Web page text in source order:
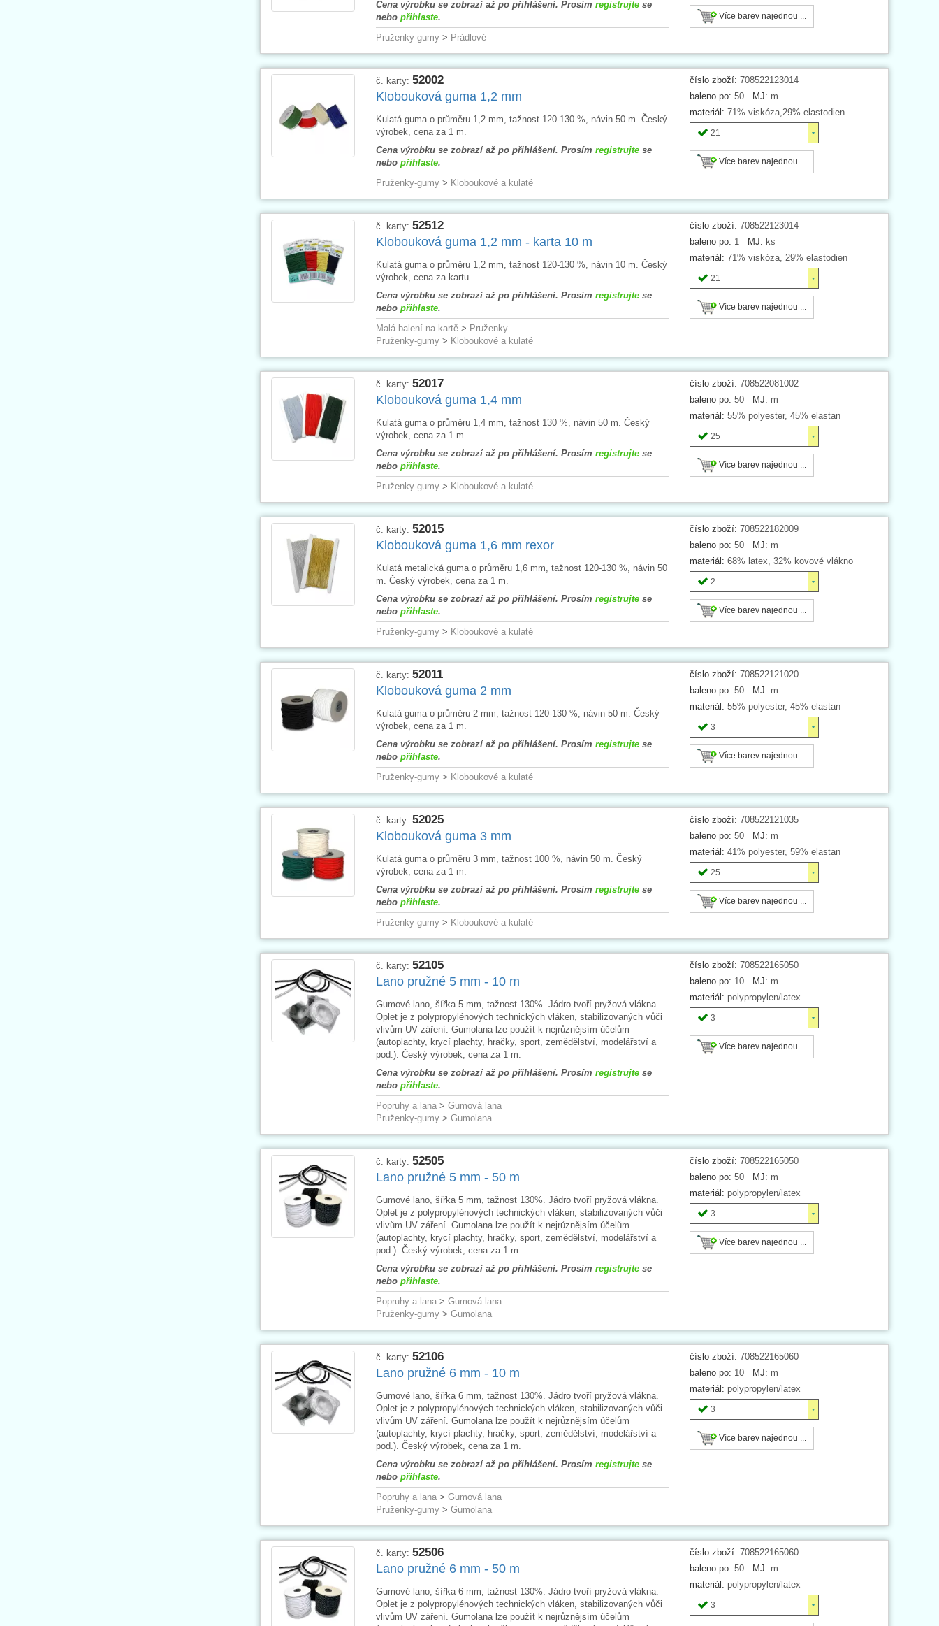
Více barev najednou ...
Cena výrobku se zobrazí až po přihlášení. Prosím registrujtese
nebo přihlaste.
Pruženky-gumy> Prádlové
číslo zboží: 708522123014
baleno po: 50 MJ: m
materiál: 71% viskóza,29% elastodien
21
Více barev najednou ...
č. karty: 52002
Klobouková guma 1,2 mm
Kulatá guma o průměru 1,2 mm, tažnost 120-130 %, návin 50 m. Český
výrobek, cena za 1 m.
Cena výrobku se zobrazí až po přihlášení. Prosím registrujtese
nebo přihlaste.
Pruženky-gumy> Kloboukové a kulaté
číslo zboží: 708522123014
baleno po: 1 MJ: ks
materiál: 71% viskóza, 29% elastodien
21
Více barev najednou ...
č. karty: 52512
Klobouková guma 1,2 mm - karta 10 m
Kulatá guma o průměru 1,2 mm, tažnost 120-130 %, návin 10 m. Český
výrobek, cena za kartu.
Cena výrobku se zobrazí až po přihlášení. Prosím registrujtese
nebo přihlaste.
Malá balení na kartě> Pruženky
Pruženky-gumy> Kloboukové a kulaté
číslo zboží: 708522081002
baleno po: 50 MJ: m
materiál: 55% polyester, 45% elastan
25
Více barev najednou ...
č. karty: 52017
Klobouková guma 1,4 mm
Kulatá guma o průměru 1,4 mm, tažnost 130 %, návin 50 m. Český
výrobek, cena za 1 m.
Cena výrobku se zobrazí až po přihlášení. Prosím registrujtese
nebo přihlaste.
Pruženky-gumy> Kloboukové a kulaté
číslo zboží: 708522182009
baleno po: 50 MJ: m
materiál: 68% latex, 32% kovové vlákno
2
Více barev najednou ...
č. karty: 52015
Klobouková guma 1,6 mm rexor
Kulatá metalická guma o průměru 1,6 mm, tažnost 120-130 %, návin 50
m. Český výrobek, cena za 1 m.
Cena výrobku se zobrazí až po přihlášení. Prosím registrujtese
nebo přihlaste.
Pruženky-gumy> Kloboukové a kulaté
číslo zboží: 708522121020
baleno po: 50 MJ: m
materiál: 55% polyester, 45% elastan
3
Více barev najednou ...
č. karty: 52011
Klobouková guma 2 mm
Kulatá guma o průměru 2 mm, tažnost 120-130 %, návin 50 m. Český
výrobek, cena za 1 m.
Cena výrobku se zobrazí až po přihlášení. Prosím registrujtese
nebo přihlaste.
Pruženky-gumy> Kloboukové a kulaté
číslo zboží: 708522121035
baleno po: 50 MJ: m
materiál: 41% polyester, 59% elastan
25
Více barev najednou ...
č. karty: 52025
Klobouková guma 3 mm
Kulatá guma o průměru 3 mm, tažnost 100 %, návin 50 m. Český
výrobek, cena za 1 m.
Cena výrobku se zobrazí až po přihlášení. Prosím registrujtese
nebo přihlaste.
Pruženky-gumy> Kloboukové a kulaté
číslo zboží: 708522165050
baleno po: 10 MJ: m
materiál: polypropylen/latex
3
Více barev najednou ...
č. karty: 52105
Lano pružné 5 mm - 10 m
Gumové lano, šířka 5 mm, tažnost 130%. Jádro tvoří pryžová vlákna.
Oplet je z polypropylénových technických vláken, stabilizovaných vůči
vlivům UV záření. Gumolana lze použít k nejrůznějsím účelům
(autoplachty, krycí plachty, hračky, sport, zemědělství, modelářství a
pod.). Český výrobek, cena za 1 m.
Cena výrobku se zobrazí až po přihlášení. Prosím registrujtese
nebo přihlaste.
Popruhy a lana> Gumová lana
Pruženky-gumy> Gumolana
číslo zboží: 708522165050
baleno po: 50 MJ: m
materiál: polypropylen/latex
3
Více barev najednou ...
č. karty: 52505
Lano pružné 5 mm - 50 m
Gumové lano, šířka 5 mm, tažnost 130%. Jádro tvoří pryžová vlákna.
Oplet je z polypropylénových technických vláken, stabilizovaných vůči
vlivům UV záření. Gumolana lze použít k nejrůznějsím účelům
(autoplachty, krycí plachty, hračky, sport, zemědělství, modelářství a
pod.). Český výrobek, cena za 1 m.
Cena výrobku se zobrazí až po přihlášení. Prosím registrujtese
nebo přihlaste.
Popruhy a lana> Gumová lana
Pruženky-gumy> Gumolana
číslo zboží: 708522165060
baleno po: 10 MJ: m
materiál: polypropylen/latex
3
Více barev najednou ...
č. karty: 52106
Lano pružné 6 mm - 10 m
Gumové lano, šířka 6 mm, tažnost 130%. Jádro tvoří pryžová vlákna.
Oplet je z polypropylénových technických vláken, stabilizovaných vůči
vlivům UV záření. Gumolana lze použít k nejrůznějsím účelům
(autoplachty, krycí plachty, hračky, sport, zemědělství, modelářství a
pod.). Český výrobek, cena za 1 m.
Cena výrobku se zobrazí až po přihlášení. Prosím registrujtese
nebo přihlaste.
Popruhy a lana> Gumová lana
Pruženky-gumy> Gumolana
číslo zboží: 708522165060
baleno po: 50 MJ: m
materiál: polypropylen/latex
3
č. karty: 52506
Lano pružné 6 mm - 50 m
Gumové lano, šířka 6 mm, tažnost 130%. Jádro tvoří pryžová vlákna.
Oplet je z polypropylénových technických vláken, stabilizovaných vůči
vlivům UV záření. Gumolana lze použít k nejrůznějsím účelům